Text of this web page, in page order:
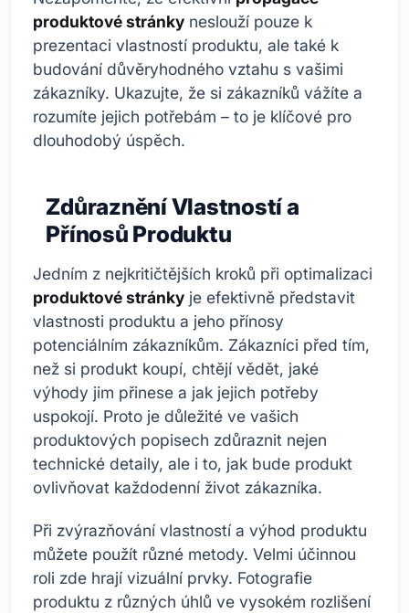
produktové stránky neslouží pouze k
prezentaci vlastností produktu, ale také k
budování důvěryhodného vztahu s vašimi
zákazníky. Ukazujte, že si zákazníků vážíte a
rozumíte jejich potřebám – to je klíčové pro
dlouhodobý úspěch.
Zdůraznění Vlastností a
Přínosů Produktu
Jedním z nejkritičtějších kroků při optimalizaci
produktové stránky je efektivně představit
vlastnosti produktu a jeho přínosy
potenciálním zákazníkům. Zákazníci před tím,
než si produkt koupí, chtějí vědět, jaké
výhody jim přinese a jak jejich potřeby
uspokojí. Proto je důležité ve vašich
produktových popisech zdůraznit nejen
technické detaily, ale i to, jak bude produkt
ovlivňovat každodenní život zákazníka.
Při zvýrazňování vlastností a výhod produktu
můžete použít různé metody. Velmi účinnou
roli zde hrají vizuální prvky. Fotografie
produktu z různých úhlů ve vysokém rozlišení